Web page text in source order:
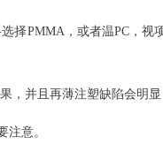
择PMMA，或者温PC，
并且再薄注塑缺陷会明显
意。